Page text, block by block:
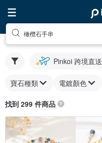
橄欖石手串
Pinkoi 跨境直送
寶石種類 電鍍顏色
找到 299 件商品